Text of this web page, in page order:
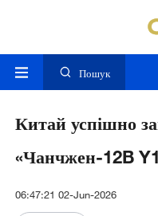
Пошук
Китай успішно
«Чанчжен-12B
06:47:21 02-Jun-2026